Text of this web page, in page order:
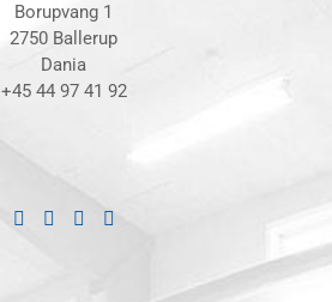
Borupvang 1
2750 Ballerup
Dania
+45 44 97 41 92